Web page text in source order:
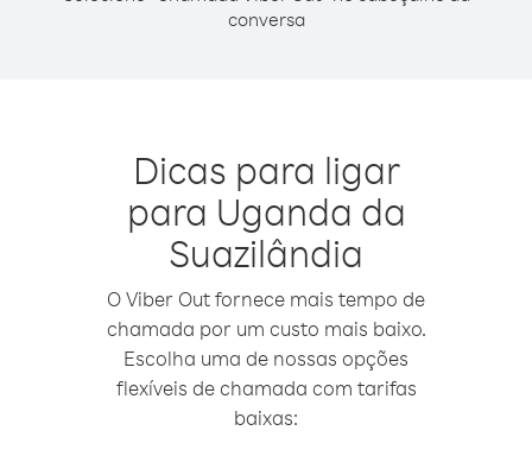
conversa
Dicas para ligar
para Uganda da
Suazilândia
O Viber Out fornece mais tempo de
chamada por um custo mais baixo.
Escolha uma de nossas opções
flexíveis de chamada com tarifas
baixas: